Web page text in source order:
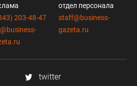
203-48-47
отдел персонала
staff@business-
gazeta.ru
twitter